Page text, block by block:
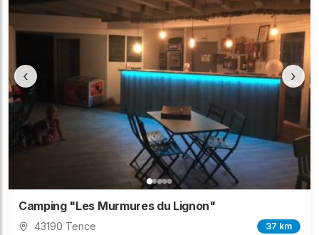
‹ ›
Camping "Les Murmures du Lignon"
43190 Tence 37 km